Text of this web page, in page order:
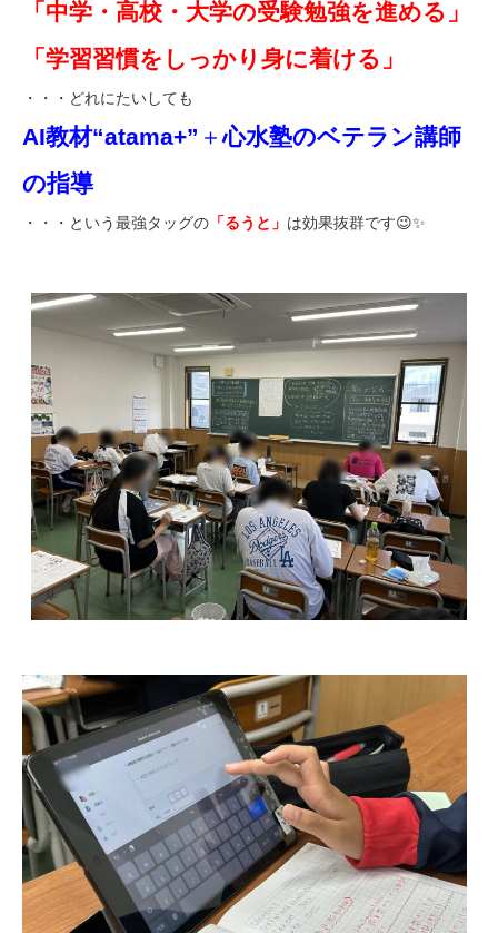
「中学・高校・大学の受験勉強を進める」
「学習習慣をしっかり身に着ける」
・・・どれにたいしても
AI教材“atama+” ＋心水塾のベテラン講師
の指導
・・・という最強タッグの 「るうと」 は効果抜群です😉✨